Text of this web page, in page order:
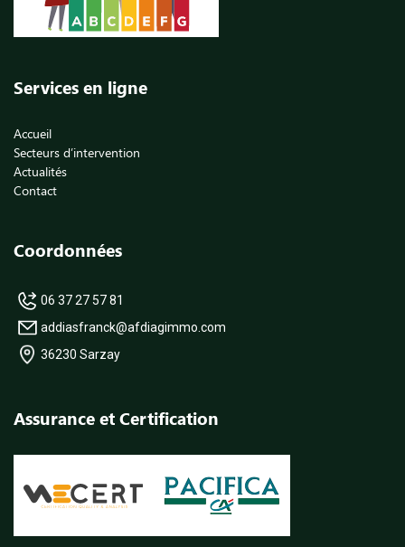
Services en ligne
Accueil
Secteurs d’intervention
Actualités
Contact
Coordonnées
06 37 27 57 81
addiasfranck@afdiagimmo.com
36230 Sarzay
Assurance et Certification